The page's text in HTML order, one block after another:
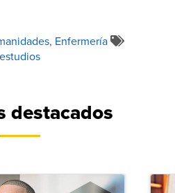
, Enfermería
destacados